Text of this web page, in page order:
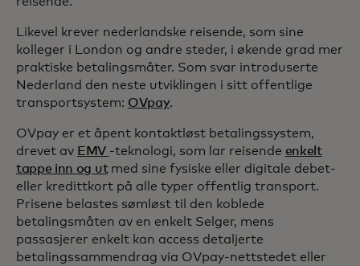
Likevel krever nederlandske reisende, som sine
kolleger i London og andre steder, i økende grad mer
praktiske betalingsmåter. Som svar introduserte
Nederland den neste utviklingen i sitt offentlige
transportsystem: OVpay.
OVpay er et åpent kontaktløst betalingssystem,
drevet av EMV -teknologi, som lar reisende enkelt
tappe inn og utmed sine fysiske eller digitale debet-
eller kredittkort på alle typer offentlig transport.
Prisene belastes sømløst til den koblede
betalingsmåten av en enkelt Selger, mens
passasjerer enkelt kan access detaljerte
betalingssammendrag via OVpay-nettstedet eller